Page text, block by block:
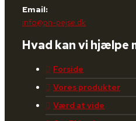
Email:
info@pn-pejse.dk
Hvad kan vi hjælpe
Forside
Vores produkter
Værd at vide